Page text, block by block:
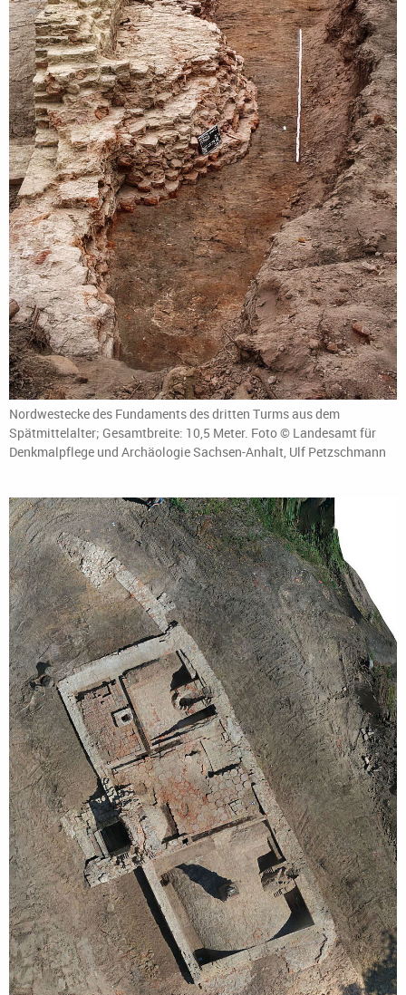
Nordwestecke des Fundaments des dritten Turms aus dem
Spätmittelalter; Gesamtbreite: 10,5 Meter. Foto © Landesamt für
Denkmalpflege und Archäologie Sachsen-Anhalt, Ulf Petzschmann